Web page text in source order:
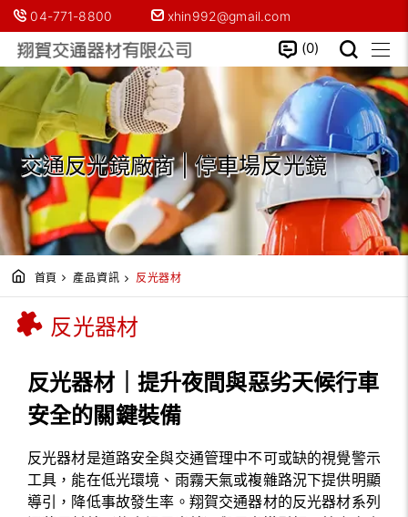
04-771-8800 xhin992@gmail.com
0
交通反光鏡廠商 | 停車場反光鏡
首頁 產品資訊 反光器材
反光器材
反光器材｜提升夜間與惡劣天候行車
安全的關鍵裝備
反光器材是道路安全與交通管理中不可或缺的視覺警示
工具，能在低光環境、雨霧天氣或複雜路況下提供明顯
導引，降低事故發生率。翔賀交通器材的反光器材系列